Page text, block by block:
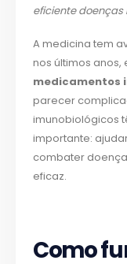
eficiente
A medicina tem
nos últimos anos,
medicamentos
parecer
imunobiológicos
importante:
combater
eficaz.
Como